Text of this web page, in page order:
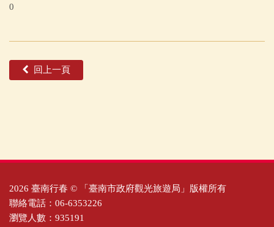
0
回上一頁
2026 臺南行春 © 「臺南市政府觀光旅遊局」版權所有
聯絡電話：06-6353226
瀏覽人數：935191